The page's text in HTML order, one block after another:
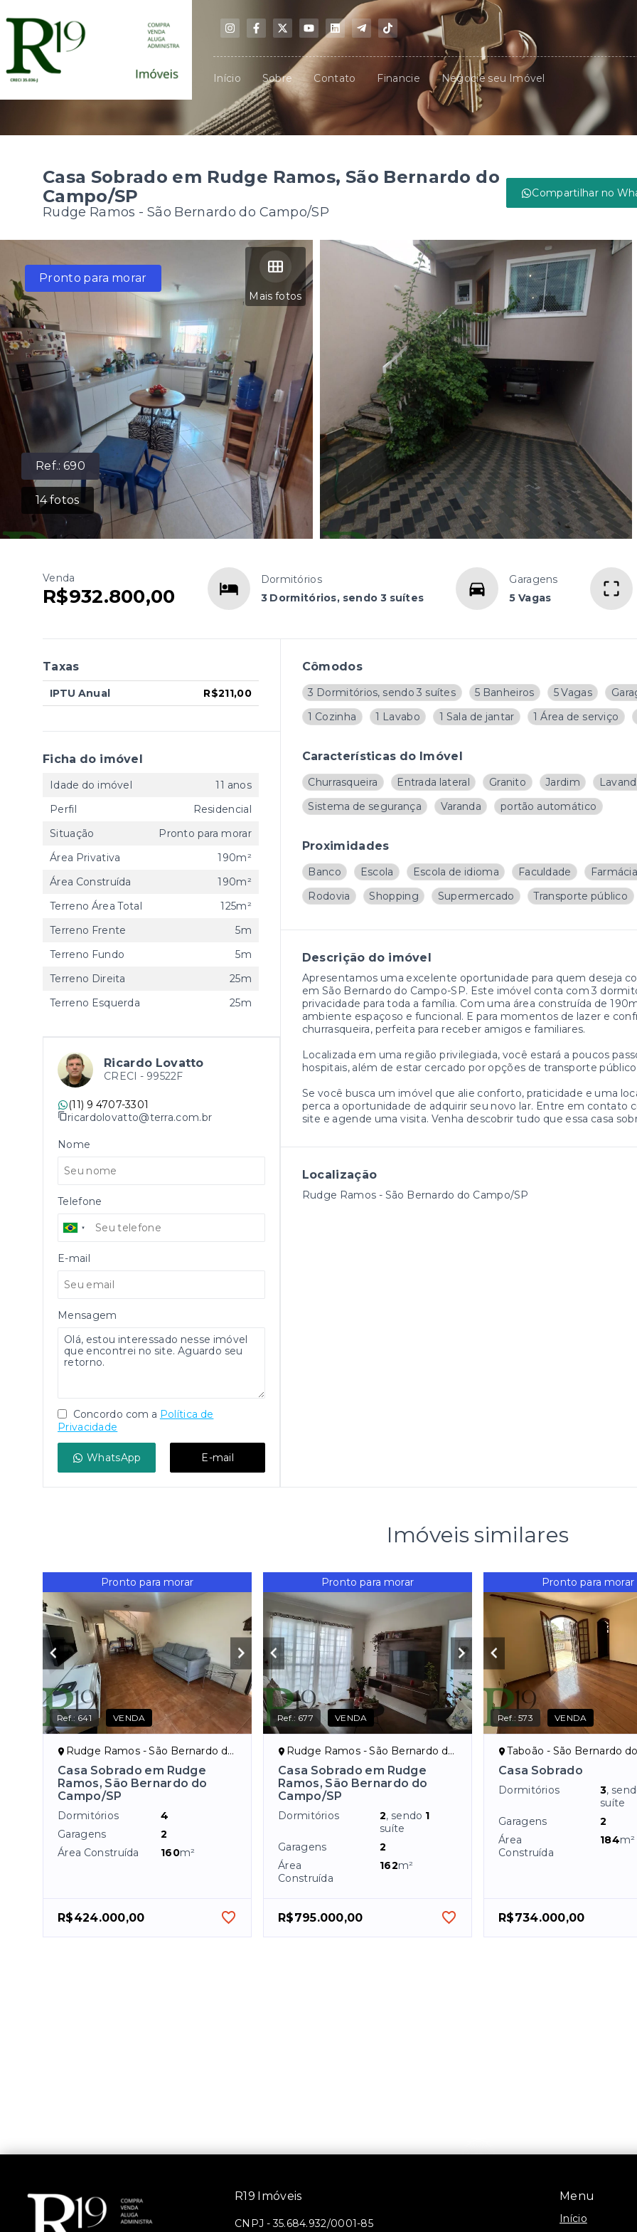
Início Sobre Contato Financie Negocie seu Imóvel
Casa Sobrado em Rudge Ramos, São Bernardo do
Campo/SP
Rudge Ramos - São Bernardo do Campo/SP
Compartilhar no
Ref.:690
14fotos
Mais fotos
Pronto para morar
Venda
R$932.800,00
Dormitórios
3 Dormitórios, sendo 3 suítes
Garagens
5 Vagas
Cômodos
3 Dormitórios, sendo 3 suítes 5 Banheiros 5 Vagas
1 Cozinha
1 Lavabo 1 Sala de jantar 1 Área de serviço
Características do Imóvel
Churrasqueira Entrada lateral Granito Jardim
Sistema de segurança
Varanda portão automático
Proximidades
Banco Escola Escola de idioma Faculdade Farmácia
Rodovia
Shopping Supermercado Transporte público
Descrição do imóvel
Apresentamos uma excelente oportunidade para quem deseja
em São Bernardo do Campo-SP. Este imóvel conta com 3
privacidade para toda a família. Com uma área construída de
ambiente espaçoso e funcional. E para momentos de lazer e
churrasqueira, perfeita para receber amigos e familiares.
Localizada em uma região privilegiada, você estará a poucos
hospitais, além de estar cercado por opções de transporte
Se você busca um imóvel que alie conforto, praticidade e uma
perca a oportunidade de adquirir seu novo lar. Entre em contato
site e agende uma visita. Venha descobrir tudo que essa casa
Localização
Rudge Ramos - São Bernardo do Campo/SP
Taxas
IPTU Anual R$211,00
Ficha do imóvel
Idade do imóvel
11 anos
Perfil
Residencial
Situação
Pronto para morar
Área Privativa
190m²
Área Construída
190m²
Terreno Área Total
125m²
Terreno Frente
5m
Terreno Fundo
5m
Terreno Direita
25m
Terreno Esquerda
25m
Ricardo Lovatto
CRECI - 99522F
(11) 9 4707-3301
ricardolovatto@terra.com.br
Nome
Telefone
E-mail
Mensagem
Concordo com a Política de
Privacidade
WhatsApp E-mail
Imóveis similares
Pronto para morar
Ref.: 641 VENDA
Rudge Ramos - São Bernardo do Campo/SP
Casa Sobrado em Rudge
Ramos, São Bernardo do
Campo/SP
Dormitórios
4
Garagens
2
Área Construída
160m²
R$424.000,00
Pronto para morar
Ref.: 677 VENDA
Rudge Ramos - São Bernardo do Campo/SP
Casa Sobrado em Rudge
Ramos, São Bernardo do
Campo/SP
Dormitórios 2, sendo 1
suíte
Garagens
2
Área
Construída
162m²
R$795.000,00
Pronto para morar
Ref.:573 VENDA
Taboão - São Bernardo do
Casa Sobrado
Dormitórios 3,
suíte
Garagens
2
Área
Construída
184m²
R$734.000,00
Menu
Início
R19 Imóveis
CNPJ -35.684.932/0001-85